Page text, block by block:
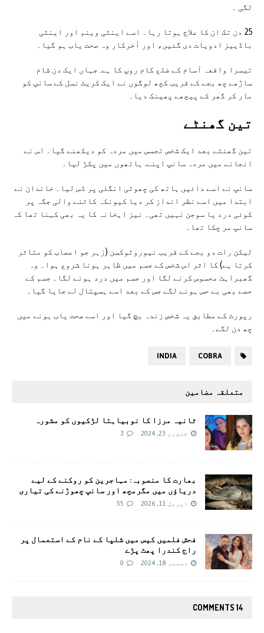
لگی ۔
25 دن تک ان کا علاج ہوتا رہا۔ اسے اینٹی وینم اور اینٹی
باڈییز ادویات دی گئیں، اور آخرکار وہ صحت یاب ہو گیا۔
تیسرا واقعہ آسام کے ضلع کام روپ کا ہے. جہاں ایک دن شام
ساڑھے چھ بجے کے قریب کچھ لوگوں نے ایک کریٹ نسل کے سانپ کو
مار کر گھر کے پیچھے پھینک دیا۔
تین گھنٹے
تین گھنٹے بعد ایک شخص تجسس میں مردہ کو دیکھنے گیا۔ اس نے
انجانے میں مردہ سانپ اپنے. ہاتھوں میں پکڑ لیا۔
سانپ نے اسے دائیں ہاتھ کی چھوٹی انگلی پر ڈس لیا۔ خاندان نے
ابتدا میں اسے نظر انداز کر دیا کیونکہ کاٹنے والی جگہ پر
کوئی درد یا سوجن نہیں تھی۔ نیز اہخانہ کا یہ بھی کہنا تھا کہ
سانپ مر چکا تھا۔
لیکن رات دو بجے کے قریب نیوروٹوکسن (زہر جو اعصاب کو متاثر
کرتا ہے) کا اثر اس شخص کے جسم میں ظاہر ہونا شروع ہوا۔ وہ
گھبراہٹ محسوس کرنے لگا اور جسم میں درد ہونے لگا۔ جسم کے
حصے بھی بے حس ہونے لگے جس کے بعد اسے ہسپتال لے جایا گیا۔
رپورٹ کے مطابق یہ شخص زندہ بچ گیا اور اسے صحت یاب ہونے میں
چھ دن لگے۔
COBRA
INDIA
متعلقہ مضامین
ثانیہ مرزا کا نوبیاہتا لڑکیوں کو مشورہ
جنوری 23, 2024 3
بھارت کا منصوبہ: مہاجرین کو روکنے کے لیے
دریاؤں میں مگرمچھ اور سانپ چھوڑنے کی تیاری
اپریل 11, 2026 55
فحش فلمیں کیس میں شلپا کے نام کے استعمال پر
راج کندرا پھٹ پڑے
دسمبر 18, 2024 0
14 COMMENTS